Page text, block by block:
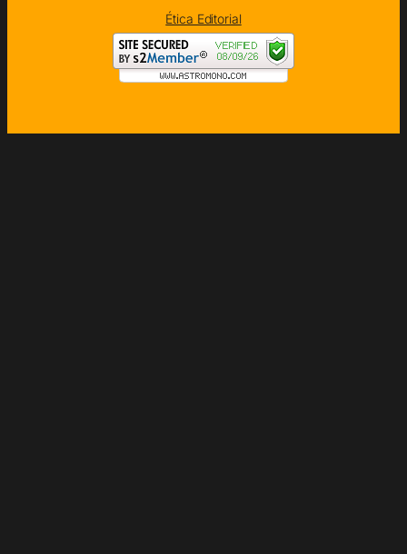
Ética Editorial